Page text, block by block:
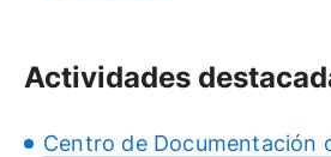
Actividades
Centro de Documentación